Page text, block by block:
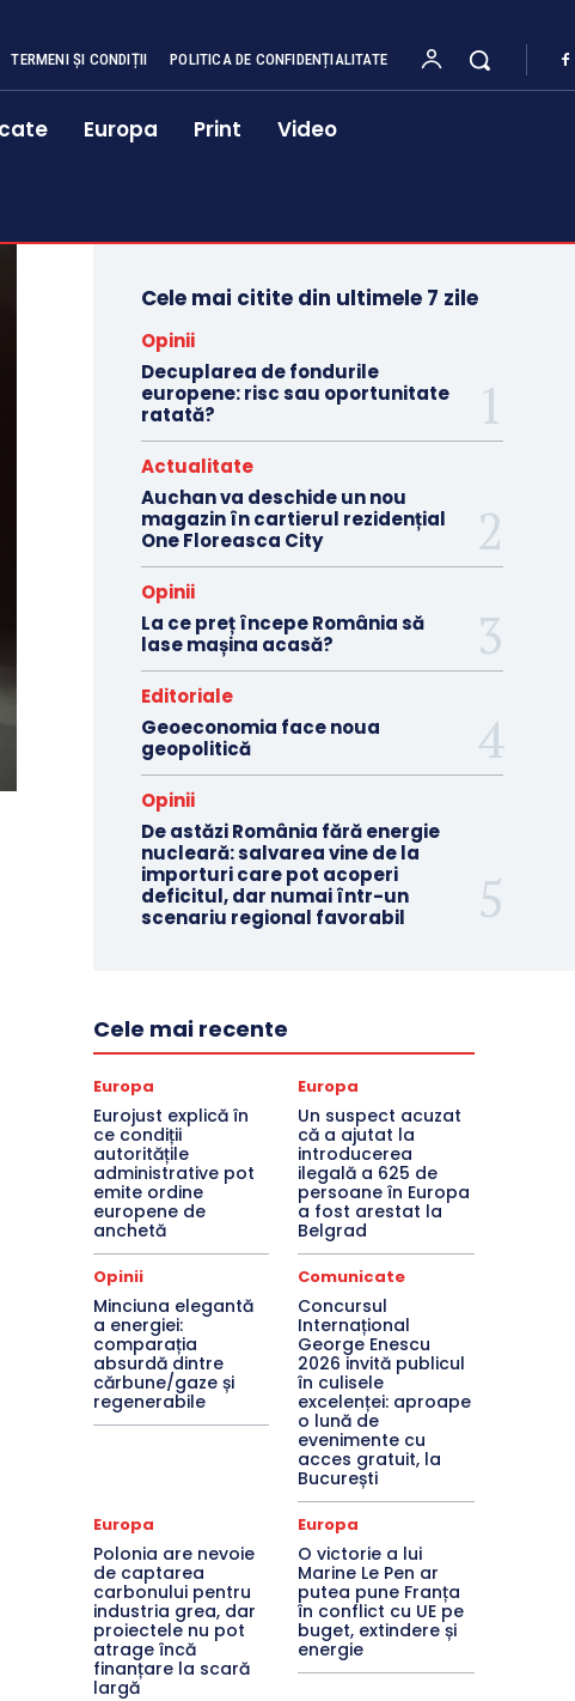
TERMENI ȘI CONDIȚII POLITICA DE CONFIDENȚIALITATE
Europa Print Video
Cele mai citite din ultimele 7 zile
Opinii
Decuplarea de fondurile
europene: risc sau oportunitate
ratată?
Actualitate
Auchan va deschide un nou
magazin în cartierul rezidențial
One Floreasca City
Opinii
La ce preț începe România să
lase mașina acasă?
Editoriale
Geoeconomia face noua
geopolitică
Opinii
De astăzi România fără energie
nucleară: salvarea vine de la
importuri care pot acoperi
deficitul, dar numai într-un
scenariu regional favorabil
Cele mai recente
Europa
Eurojust explică în
ce condiții
autoritățile
administrative pot
emite ordine
europene de
anchetă
Europa
Un suspect acuzat
că a ajutat la
introducerea
ilegală a 625 de
persoane în Europa
a fost arestat la
Belgrad
Opinii
Minciuna elegantă
a energiei:
comparația
absurdă dintre
cărbune/gaze și
regenerabile
Comunicate
Concursul
Internațional
George Enescu
2026 invită publicul
în culisele
excelenței: aproape
o lună de
evenimente cu
acces gratuit, la
București
Europa
Polonia are nevoie
de captarea
carbonului pentru
industria grea, dar
proiectele nu pot
atrage încă
finanțare la scară
largă
Europa
O victorie a lui
Marine Le Pen ar
putea pune Franța
în conflict cu UE pe
buget, extindere și
energie